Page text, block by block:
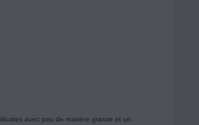
avec peu de matière grasse et un